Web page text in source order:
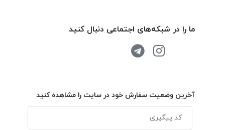
ما را در شبکه‌های اجتماعی دنبال کنید
آخرین وضعیت سفارش خود در سایت را مشاهده کنید